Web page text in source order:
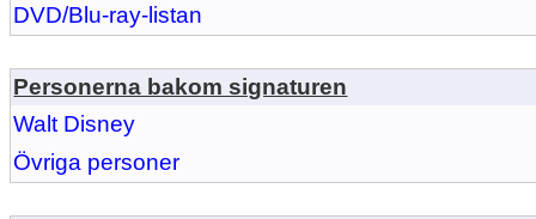
DVD/Blu-ray-listan
Personerna bakom signaturen
Walt Disney
Övriga personer